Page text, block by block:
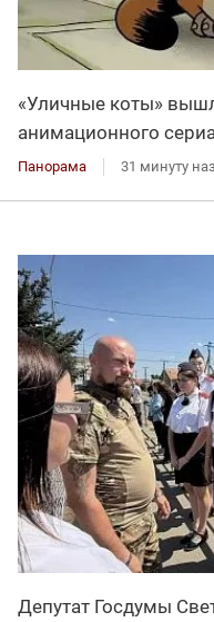
«Уличные коты»
анимационного
Панорама 31 минуту
Депутат Госдумы